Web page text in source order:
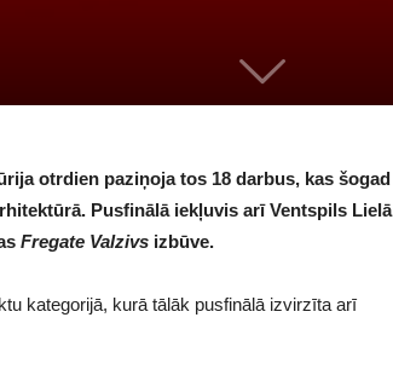
otrdien paziņoja tos 18 darbus, kas šogad
Pusfinālā iekļuvis arī Ventspils Lielā
Fregate Valzivs izbūve.
kategorijā, kurā tālāk pusfinālā izvirzīta arī